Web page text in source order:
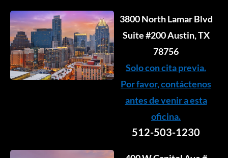
3800 North Lamar Blvd
Suite #200 Austin, TX
78756
Solo con cita previa.
Por favor, contáctenos
antes de venir a esta
oficina.
512-503-1230